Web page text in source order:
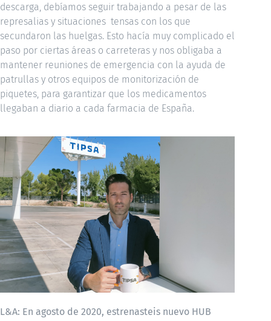
descarga, debíamos seguir trabajando a pesar de las
represalias y situaciones tensas con los que
secundaron las huelgas. Esto hacía muy complicado el
paso por ciertas áreas o carreteras y nos obligaba a
mantener reuniones de emergencia con la ayuda de
patrullas y otros equipos de monitorización de
piquetes, para garantizar que los medicamentos
llegaban a diario a cada farmacia de España.
L&A: En agosto de 2020, estrenasteis nuevo HUB